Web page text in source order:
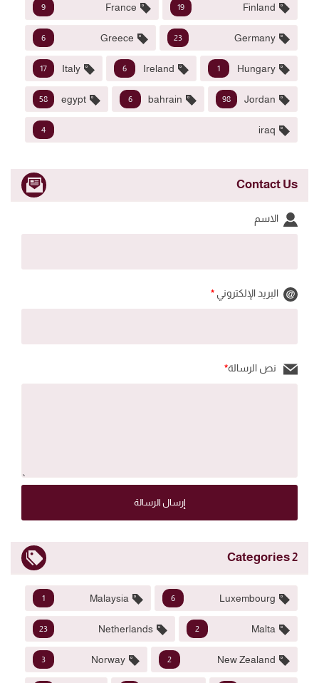
Finland
19
France
9
Germany
23
Greece
6
Hungary
1
Ireland
6
Italy
17
Jordan
98
bahrain
6
egypt
58
iraq
4
Contact Us
الاسم
البريد الإلكتروني *
نص الرسالة*
إرسال الرسالة
2 Categories
Luxembourg
6
Malaysia
1
Malta
2
Netherlands
23
New Zealand
2
Norway
3